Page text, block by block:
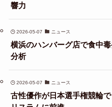
響力
2026-05-07 ニュース
横浜のハンバーグ店で食中
分析
2026-05-07 ニュース
古性優作が日本選手権競輪